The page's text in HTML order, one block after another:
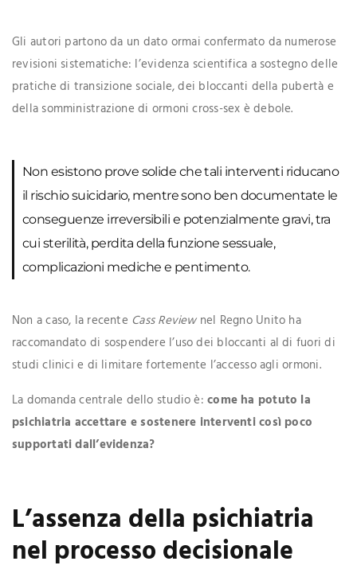
Gli autori partono da un dato ormai confermato da numerose
revisioni sistematiche: l’evidenza scientifica a sostegno delle
pratiche di transizione sociale, dei bloccanti della pubertà e
della somministrazione di ormoni cross-sex è debole.
Non esistono prove solide che tali interventi riducano
il rischio suicidario, mentre sono ben documentate le
conseguenze irreversibili e potenzialmente gravi, tra
cui sterilità, perdita della funzione sessuale,
complicazioni mediche e pentimento.
Non a caso, la recente Cass Reviewnel Regno Unito ha
raccomandato di sospendere l’uso dei bloccanti al di fuori di
studi clinici e di limitare fortemente l’accesso agli ormoni.
La domanda centrale dello studio è:come ha potuto la
psichiatria accettare e sostenere interventi così poco
supportati dall’evidenza?
L’assenza della psichiatria
nel processo decisionale